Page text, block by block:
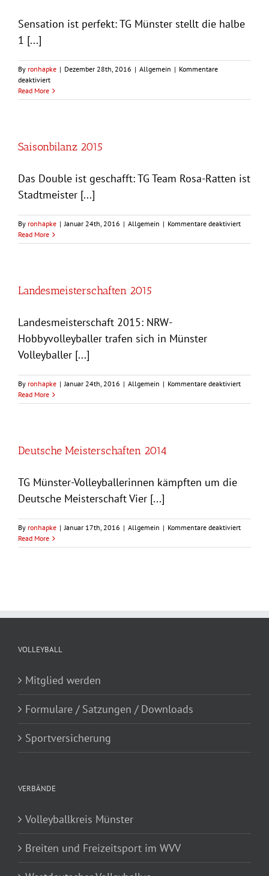
Sensation ist perfekt: TG Münster stellt die halbe
1 [...]
By ronhapke | Dezember 28th, 2016 | Allgemein | Kommentare
deaktiviertfür
Saisonbilanz
2016
Read More
Saisonbilanz 2015
Das Double ist geschafft: TG Team Rosa-Ratten ist
Stadtmeister [...]
By ronhapke | Januar 24th, 2016 | Allgemein | Kommentare deaktiviertfür
2015
Read More
Landesmeisterschaften 2015
Landesmeisterschaft 2015: NRW-
Hobbyvolleyballer trafen sich in Münster
Volleyballer [...]
By ronhapke | Januar 24th, 2016 | Allgemein | Kommentare deaktiviertfür
2015
Read More
Deutsche Meisterschaften 2014
TG Münster-Volleyballerinnen kämpften um die
Deutsche Meisterschaft Vier [...]
By ronhapke | Januar 17th, 2016 | Allgemein | Kommentare deaktiviertfür
Read More
VOLLEYBALL
Mitglied werden
Formulare / Satzungen / Downloads
Sportversicherung
VERBÄNDE
Volleyballkreis Münster
Breiten und Freizeitsport im WVV